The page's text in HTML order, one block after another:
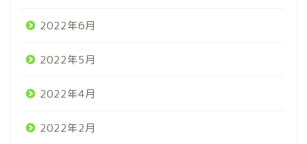
2022年6月
2022年5月
2022年4月
2022年2月